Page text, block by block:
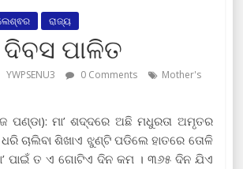
ରାଜ୍ୟ
ପାଳିତ
YWPSENU3 0 Comments
Mother's
ପଣ୍ଡା): ମା’ ଶଦ୍ଦରେ ଅଛି ମଧୁରତା ଅମୃତର
ଚାଲିବା ଶିଖାଏ ଝୁଣ୍ଟି ପଡିଲେ ହାତରେ ତୋଳି
ପାଇଁ ତ ଏ ଗୋଟିଏ ଦିନ କମ । ୩୬୫ ଦିନ ଯିଏ